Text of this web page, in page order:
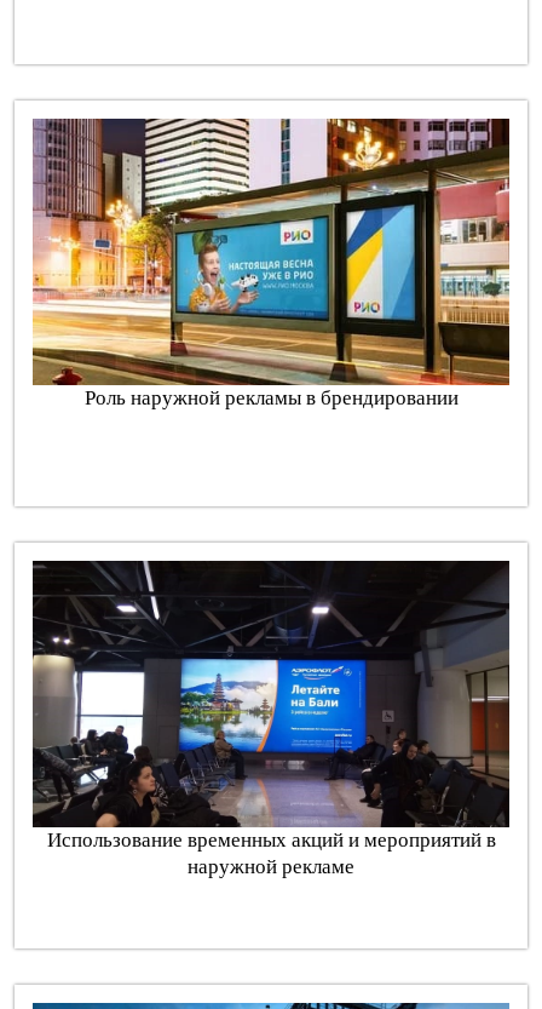
Роль наружной рекламы в брендировании
Использование временных акций и мероприятий в
наружной рекламе